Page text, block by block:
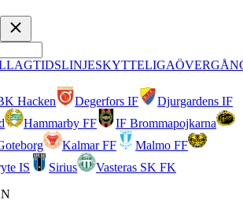
LAGTIDSLINJESKYTTELIGA
Hacken Degerfors IF
Djurgardens IF
Hammarby FF
IF Brommapojkarna
Kalmar FF
Malmo FF
IS Sirius
Vasteras SK FK